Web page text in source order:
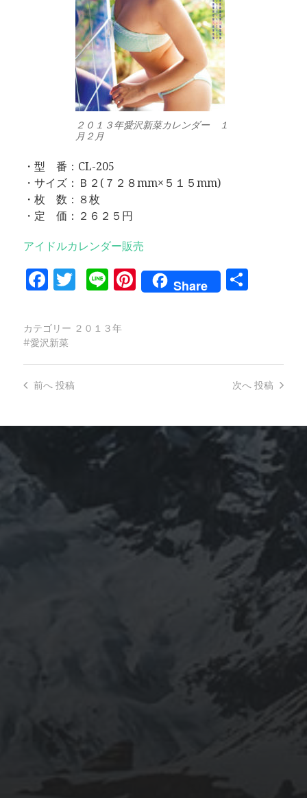
２０１３年愛沢新菜カレンダー １
月２月
・型 番：CL-205
・サイズ：Ｂ２(７２８mm×５１５mm)
・枚 数：８枚
・定 価：２６２５円
アイドルカレンダー販売
Facebook
Twitter
LinePinterest
Share
共
カテゴリー ２０１３年
愛沢新菜
次へ 投稿
前へ投稿